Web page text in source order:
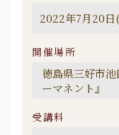
開催場所
受講料